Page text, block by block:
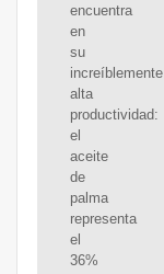
encuentra
en
su
increíblemente
alta
productividad:
el
aceite
de
palma
representa
el
36%